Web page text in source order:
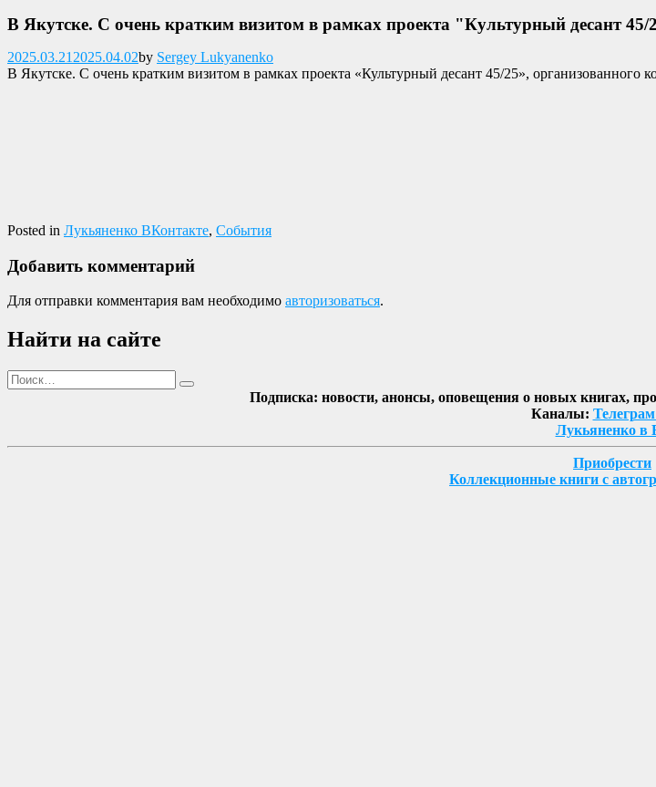
В Якутске. С очень кратким визитом в рамках проекта "Культурный десант 45/
Опубликовано
2025.03.21 2025.04.02by Sergey Lukyanenko
В Якутске. С очень кратким визитом в рамках проекта «Культурный десант 45/25», организованного
Posted in Лукьяненко ВКонтакте, События
Добавить комментарий
Для отправки комментария вам необходимо авторизоваться.
Найти на сайте
Поиск
Найти Подписка: новости, анонсы, оповещения о новых книгах,
Каналы: Телеграм
Лукьяненко в
Приобрести
Коллекционные книги с